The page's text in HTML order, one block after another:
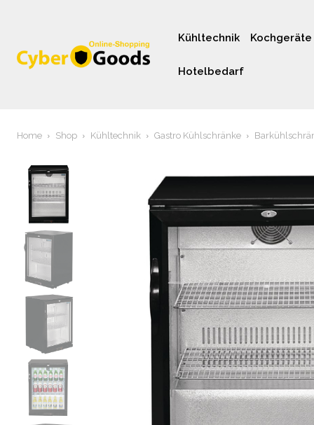
Kühltechnik Kochgeräte
Hotelbedarf
Home Shop Kühltechnik Gastro Kühlschränke